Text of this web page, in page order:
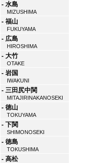
- 水島
MIZUSHIMA
- 福山
FUKUYAMA
- 広島
HIROSHIMA
- 大竹
OTAKE
- 岩国
IWAKUNI
- 三田尻中関
MITAJIRINAKANOSEKI
- 徳山
TOKUYAMA
- 下関
SHIMONOSEKI
- 徳島
TOKUSHIMA
- 高松